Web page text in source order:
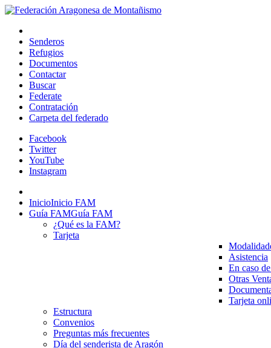
Senderos
Refugios
Documentos
Contactar
Buscar
Federate
Contratación
Carpeta del federado
Facebook
Twitter
YouTube
Instagram
InicioInicio FAM
Guía FAMGuía FAM
¿Qué es la FAM?
Tarjeta
Asistencia
En caso
Otras
Tarjeta
Estructura
Convenios
Preguntas más frecuentes
Día del senderista de Aragón